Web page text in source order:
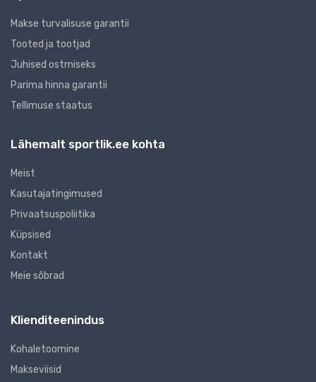
Makse turvalisuse garantii
Tooted ja tootjad
Juhised ostmiseks
Parima hinna garantii
Tellimuse staatus
Lähemalt sportlik.ee kohta
Meist
Kasutajatingimused
Privaatsuspoliitika
Küpsised
Kontakt
Meie sõbrad
Klienditeenindus
Kohaletoomine
Makseviisid